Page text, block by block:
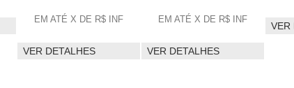
EM ATÉ X DE R$ INF
VER DETALHES
EM ATÉ X DE R$ INF
VER DETALHES
VER